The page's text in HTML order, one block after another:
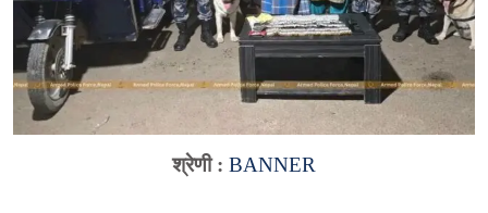
श्रेणी : BANNER